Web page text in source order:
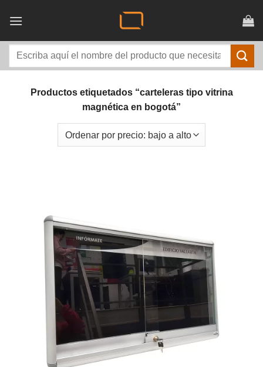
Buscar
Productos etiquetados “carteleras tipo vitrina
magnética en bogotá”